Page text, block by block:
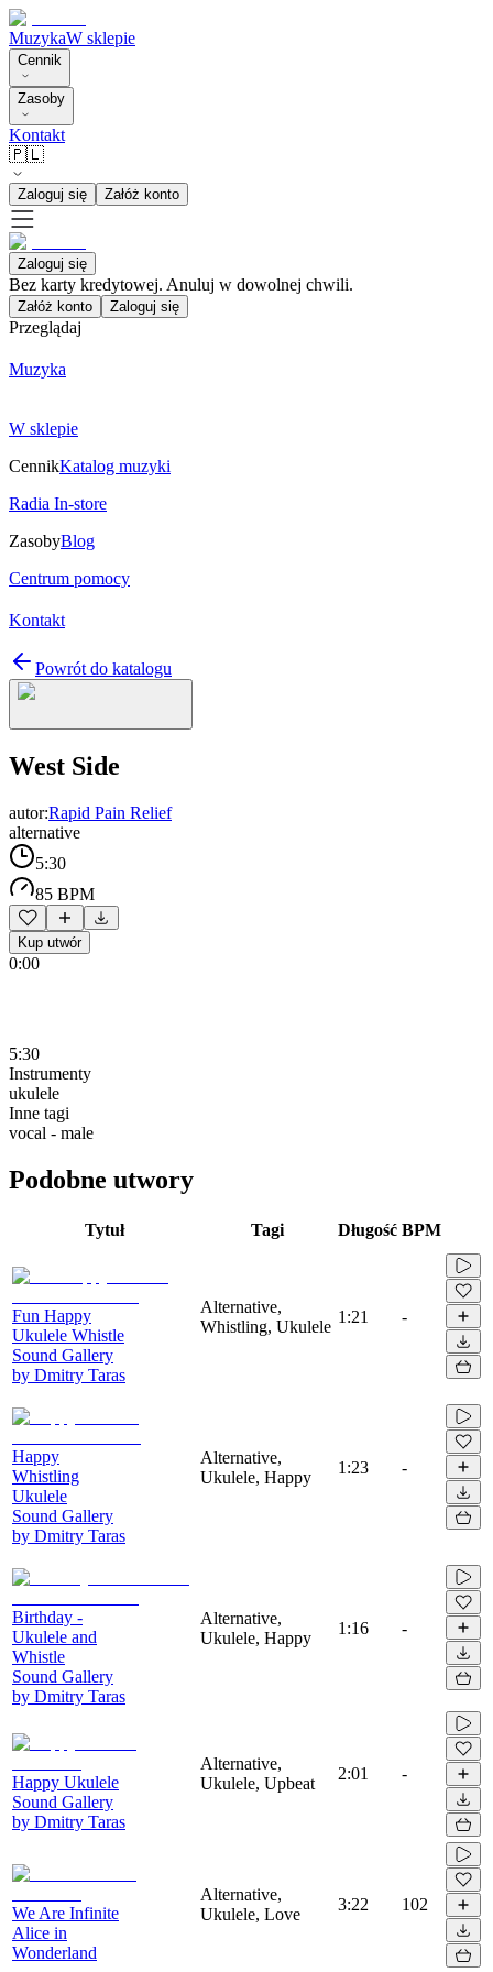
MuzykaW sklepie
Cennik
Zasoby
Kontakt
🇵🇱
Zaloguj się Załóż konto
Zaloguj się
Bez karty kredytowej. Anuluj w dowolnej chwili.
Załóż konto Zaloguj się
Przeglądaj
Muzyka
W sklepie
CennikKatalog muzyki
Radia In-store
ZasobyBlog
Centrum pomocy
Kontakt
Powrót do katalogu
West Side
autor:Rapid Pain Relief
alternative
5:30
85 BPM
Kup utwór
0:00
5:30
Instrumenty
ukulele
Inne tagi
vocal - male
Podobne utwory
Tytuł Tagi Długość BPM
Fun Happy
Ukulele Whistle
Sound Gallery
by Dmitry Taras
Alternative,
Whistling, Ukulele
1:21 -
Happy
Whistling
Ukulele
Sound Gallery
by Dmitry Taras
Alternative,
Ukulele, Happy
1:23 -
Birthday -
Ukulele and
Whistle
Sound Gallery
by Dmitry Taras
Alternative,
Ukulele, Happy
1:16 -
Happy Ukulele
Sound Gallery
by Dmitry Taras
Alternative,
Ukulele, Upbeat
2:01 -
We Are Infinite
Alice in
Wonderland
Alternative,
Ukulele, Love
3:22 102